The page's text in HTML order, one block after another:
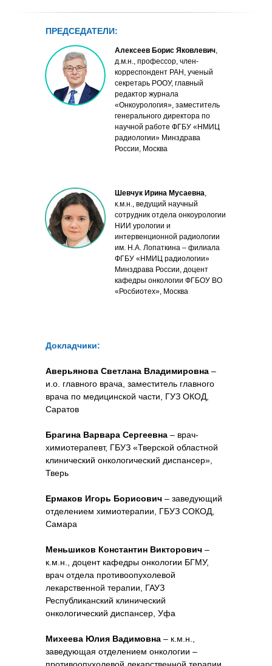
ПРЕДСЕДАТЕЛИ:
Алексеев Борис Яковлевич,
д.м.н., профессор, член-
корреспондент РАН, ученый
секретарь РООУ, главный
редактор журнала
«Онкоурология», заместитель
генерального директора по
научной работе ФГБУ «НМИЦ
радиологии» Минздрава
России, Москва
Шевчук Ирина Мусаевна,
к.м.н., ведущий научный
сотрудник отдела онкоурологии
НИИ урологии и
интервенционной радиологии
им. Н.А. Лопаткина – филиала
ФГБУ «НМИЦ радиологии»
Минздрава России, доцент
кафедры онкологии ФГБОУ ВО
«Росбиотех», Москва
Докладчики:
Аверьянова Светлана Владимировна –
и.о. главного врача, заместитель главного
врача по медицинской части, ГУЗ ОКОД,
Саратов
Брагина Варвара Сергеевна – врач-
химиотерапевт, ГБУЗ «Тверской областной
клинический онкологический диспансер»,
Тверь
Ермаков Игорь Борисович – заведующий
отделением химиотерапии, ГБУЗ СОКОД,
Самара
Меньшиков Константин Викторович –
к.м.н., доцент кафедры онкологии БГМУ,
врач отдела противоопухолевой
лекарственной терапии, ГАУЗ
Республиканский клинический
онкологический диспансер, Уфа
Михеева Юлия Вадимовна – к.м.н.,
заведующая отделением онкологии –